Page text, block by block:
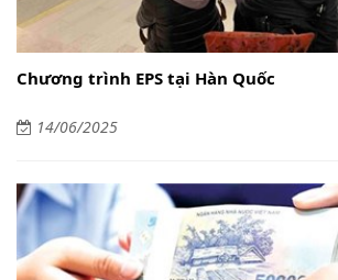
Chương trình EPS tại Hàn Quốc
14/06/2025